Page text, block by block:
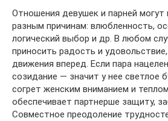
Отношения девушек и парней могут
разным причинам: влюбленность,
логический выбор и др. В любом
приносить радость и
движения вперед. Если пара
созидание — значит у нее светлое
согрет женским вниманием и
обеспечивает партнерше защиту,
Совместное преодоление